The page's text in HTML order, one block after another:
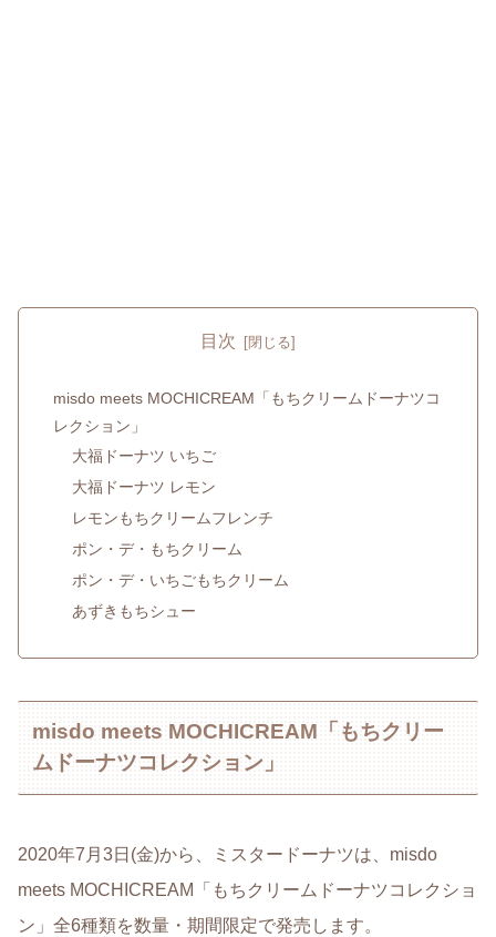
目次
misdo meets MOCHICREAM「もちクリームドーナツコ
レクション」
大福ドーナツ いちご
大福ドーナツ レモン
レモンもちクリームフレンチ
ポン・デ・もちクリーム
ポン・デ・いちごもちクリーム
あずきもちシュー
misdo meets MOCHICREAM「もちクリー
ムドーナツコレクション」
2020年7月3日(金)から、ミスタードーナツは、misdo
meets MOCHICREAM「もちクリームドーナツコレクショ
ン」全6種類を数量・期間限定で発売します。